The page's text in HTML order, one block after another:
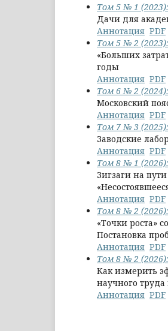
Том 5 № 1
Дачи для
Аннотация PDF
Том 5 № 2
«Больших
годы
Аннотация PDF
Том 6 № 2
Московский
Аннотация PDF
Том 7 № 3
Заводские
Аннотация PDF
Том 8 № 1
Зигзаги на
Аннотация PDF
Том 8 № 2
«Точки роста»
Постановка
Аннотация PDF
Том 8 № 2
Как измерить
научного труда
Аннотация PDF